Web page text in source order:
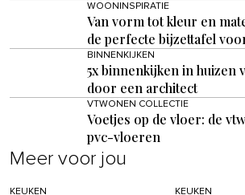
WOONINSPIRATIE
Van vorm tot kleur en
de perfecte bijzettafel
BINNENKIJKEN
5x binnenkijken in huizen
door een architect
VTWONEN COLLECTIE
Voetjes op de vloer: de
pvc-vloeren
Meer voor jou
KEUKEN KEUKEN